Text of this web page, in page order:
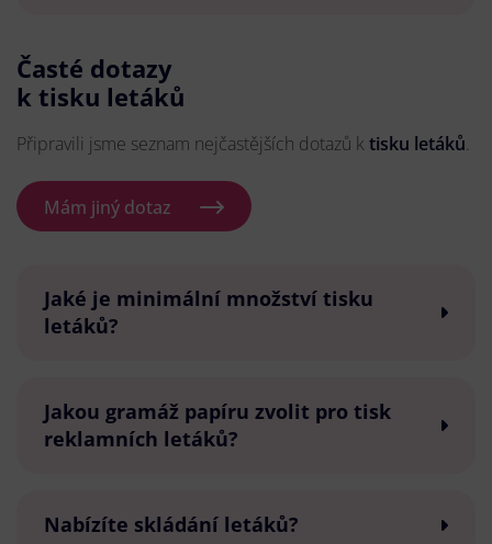
Časté dotazy
k tisku letáků
Připravili jsme seznam nejčastějších dotazů k tisku letáků.
Mám jiný dotaz
Jaké je minimální množství tisku
letáků?
Jakou gramáž papíru zvolit pro tisk
reklamních letáků?
Nabízíte skládání letáků?